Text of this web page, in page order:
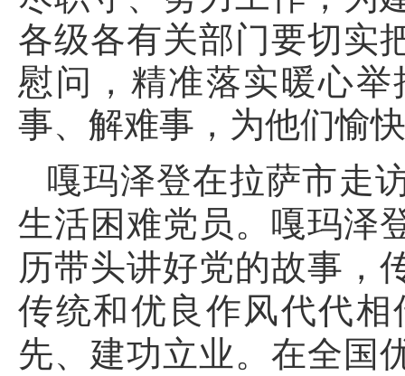
各级各有关部门要切实
慰问，精准落实暖心
事、解难事，为他们愉
嘎玛泽登在拉萨市走
生活困难党员。嘎玛泽
历带头讲好党的故事，
传统和优良作风代代
先、建功立业。在全国